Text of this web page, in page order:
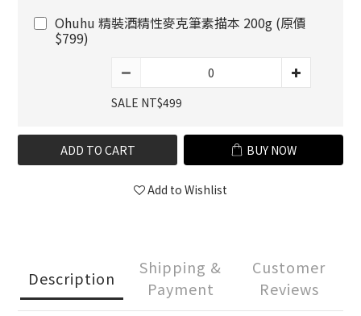
Ohuhu 精裝酒精性麥克筆素描本 200g (原價
$799)
SALE NT$499
ADD TO CART BUY NOW
Add to Wishlist
Description
Shipping &
Payment
Customer
Reviews